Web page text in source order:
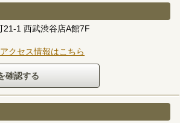
21-1 西武渋谷店A館7F
クセス情報はこちら